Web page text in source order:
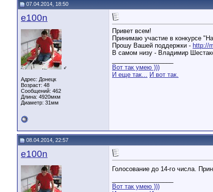
07.04.2014, 18:50
e100n
♂
Адрес: Донецк
Возраст: 48
Сообщений: 462
Длина: 4920мкм
Диаметр: 31мм
Привет всем!
Принимаю участие в конкурсе
Прошу Вашей поддержки - http://
В самом низу - Владимир
Вот так умею )))
И еще так... И вот так.
08.04.2014, 22:57
e100n
Голосование до 14-го числа.
Вот так умею )))